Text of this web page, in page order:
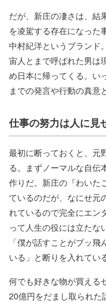
だが、新庄の凄さは、結
を凌駕する存在になった
中村紀洋というブランド
宙人とまで呼ばれた男は
め日本に帰ってくる。
までの発言や行動の真意
仕事の努力は人に見
最初に断っておくと、元
る。まずノーマルな自伝
作りだ。新庄の『わいた
ているのだが、なにせ元
れているので完全にエン
って人生の役には立たな
「僕が話すことがブッ
いる」と断りを入れてい
何でも好きな物が買える
20億円をだまし取られた